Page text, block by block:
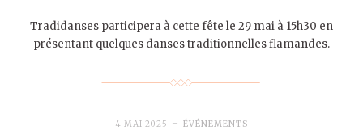
Tradidanses participera à cette fête le 29 mai à 15h30 en
présentant quelques danses traditionnelles flamandes.
4 MAI 2025 ÉVÉNEMENTS